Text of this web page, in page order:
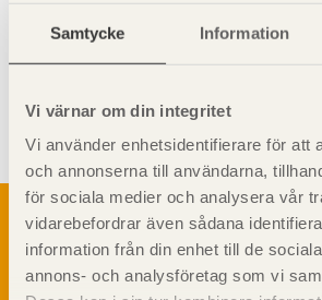
Samtycke Information
Vi värnar om din integritet
Vi använder enhetsidentifierare för att
och annonserna till användarna,
för sociala medier och analysera vår
vidarebefordrar även sådana
information från din enhet till de
annons- och analysföretag som vi
Om trä
Materialet trä
Skogsbruk
TräGuiden är den digitala
träbyggande och innehåller